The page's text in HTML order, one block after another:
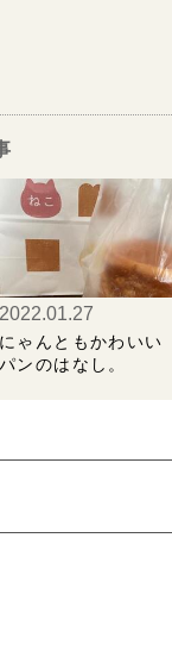
2022.01.27
にゃんともかわいい
パンのはなし。